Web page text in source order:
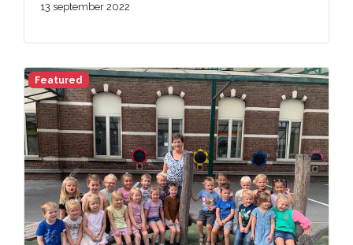
13 september 2022
Featured